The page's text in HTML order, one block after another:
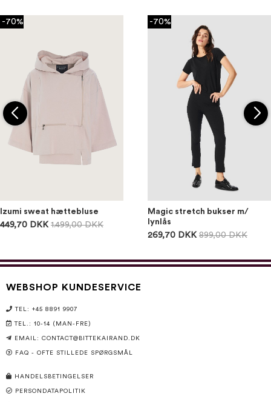
-70%
Izumi sweat hættebluse
449,70 DKK 1.499,00 DKK
-70%
Magic stretch bukser m/
lynlås
269,70 DKK 899,00 DKK
WEBSHOP KUNDESERVICE
TEL: +45 8891 9907
TEL.: 10-14 (MAN-FRE)
EMAIL: CONTACT@BITTEKAIRAND.DK
FAQ - OFTE STILLEDE SPØRGSMÅL
HANDELSBETINGELSER
PERSONDATAPOLITIK